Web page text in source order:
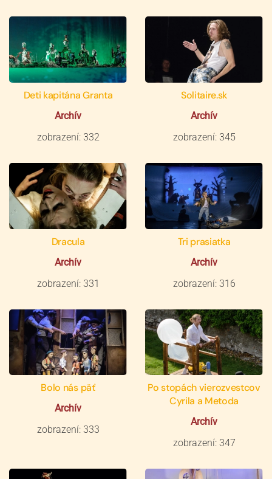
Deti kapitána Granta
Archív
zobrazení: 332
Solitaire.sk
Archív
zobrazení: 345
Dracula
Archív
zobrazení: 331
Tri prasiatka
Archív
zobrazení: 316
Bolo nás päť
Archív
zobrazení: 333
Po stopách vierozvestcov
Cyrila a Metoda
Archív
zobrazení: 347